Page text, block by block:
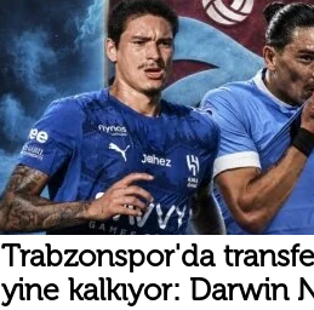
Trabzonspor'da
yine kalkıyor: Darwin